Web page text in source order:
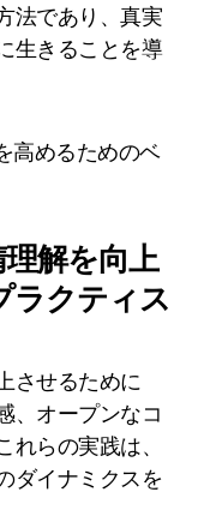
法であり、真実
生きることを導
解を向上
ラクティス
させるために
、オープンなコ
らの実践は、
ダイナミクスを